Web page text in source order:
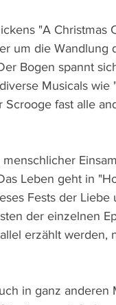
"A Christmas
um die Wandlung
Bogen spannt
Musicals wie
Scrooge fast alle
Leben geht in
Fests der Liebe
der einzelnen
erzählt werden,
in ganz anderen